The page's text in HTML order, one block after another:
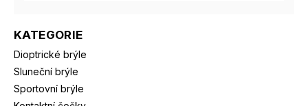
KATEGORIE
Dioptrické brýle
Sluneční brýle
Sportovní brýle